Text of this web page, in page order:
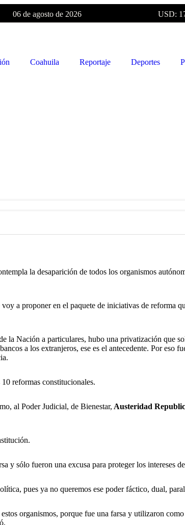
06 de agosto de 2026 USD:
Coahuila Reportaje Deportes
la desaparición de todos los organismos
a proponer en el paquete de iniciativas de reforma
la Nación a particulares, hubo una privatización que
a los extranjeros, ese es el antecedente. Por eso
reformas constitucionales.
al Poder Judicial, de Bienestar, Austeridad
y sólo fueron una excusa para proteger los intereses
pues ya no queremos ese poder fáctico, dual,
organismos, porque fue una farsa y utilizaron